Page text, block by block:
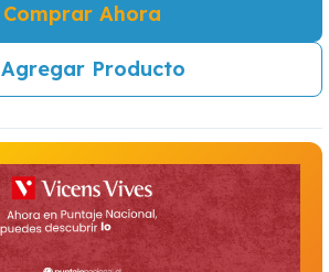
Agregar Producto
Comprar Ahora